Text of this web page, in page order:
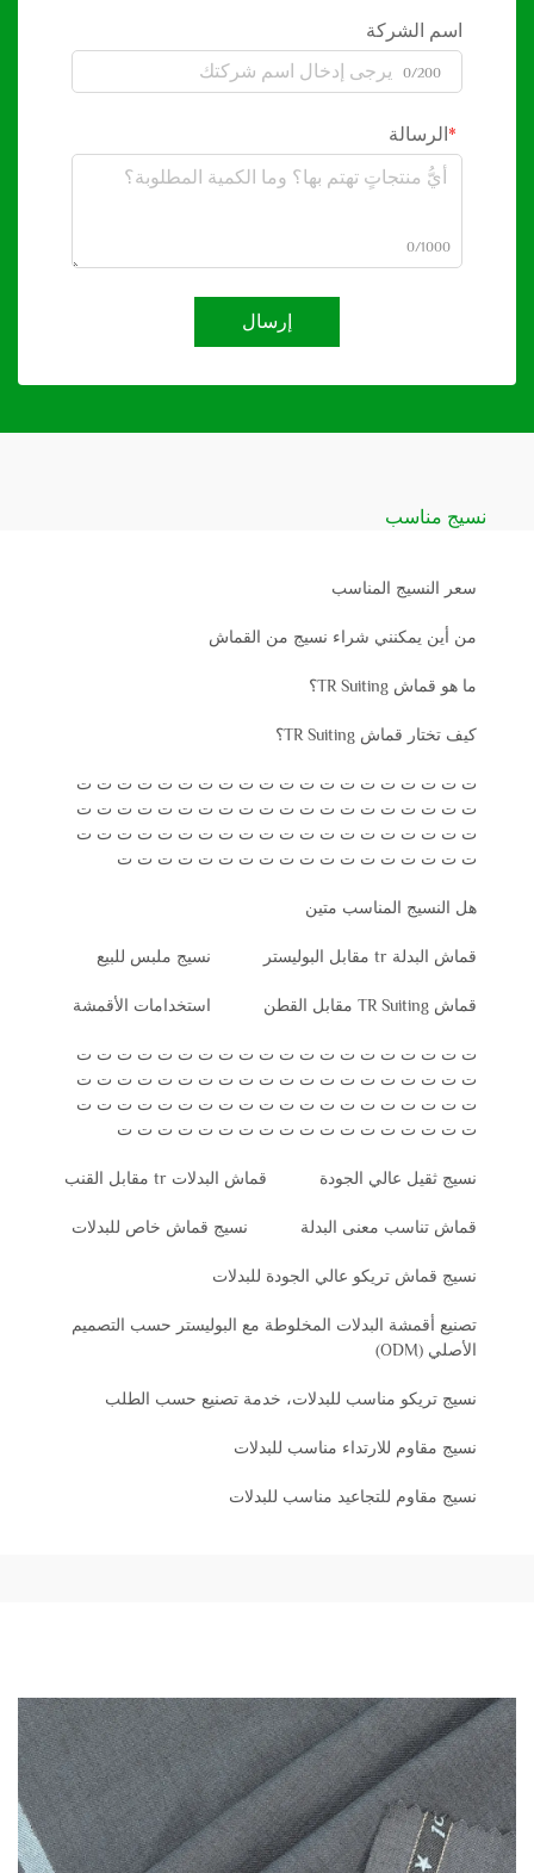
اسم الشركة
0/200
الرسالة
0/1000
إرسال
نسيج مناسب
سعر النسيج المناسب
من أين يمكنني شراء نسيج من القماش
ما هو قماش TR Suiting؟
كيف تختار قماش TR Suiting؟
ت ت ت ت ت ت ت ت ت ت ت ت ت ت ت ت ت ت ت ت
ت ت ت ت ت ت ت ت ت ت ت ت ت ت ت ت ت ت ت ت
ت ت ت ت ت ت ت ت ت ت ت ت ت ت ت ت ت ت ت ت
ت ت ت ت ت ت ت ت ت ت ت ت ت ت ت ت ت ت
هل النسيج المناسب متين
قماش البدلة tr مقابل البوليستر نسيج ملبس للبيع
قماش TR Suiting مقابل القطن استخدامات الأقمشة
ت ت ت ت ت ت ت ت ت ت ت ت ت ت ت ت ت ت ت ت
ت ت ت ت ت ت ت ت ت ت ت ت ت ت ت ت ت ت ت ت
ت ت ت ت ت ت ت ت ت ت ت ت ت ت ت ت ت ت ت ت
ت ت ت ت ت ت ت ت ت ت ت ت ت ت ت ت ت ت
نسيج ثقيل عالي الجودة قماش البدلات tr مقابل القنب
قماش تناسب معنى البدلة نسيج قماش خاص للبدلات
نسيج قماش تريكو عالي الجودة للبدلات
تصنيع أقمشة البدلات المخلوطة مع البوليستر حسب التصميم
الأصلي (ODM)
نسيج تريكو مناسب للبدلات، خدمة تصنيع حسب الطلب
نسيج مقاوم للارتداء مناسب للبدلات
نسيج مقاوم للتجاعيد مناسب للبدلات